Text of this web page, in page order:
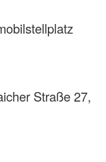
Straße 27,